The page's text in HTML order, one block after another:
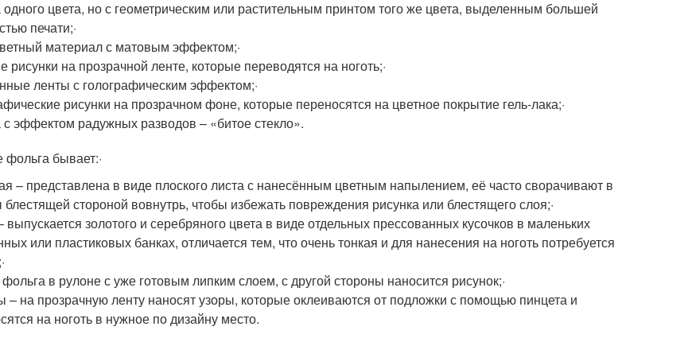
цвета, но с геометрическим или растительным принтом того же цвета, выделенным большей
печати;·
материал с матовым эффектом;·
рисунки на прозрачной ленте, которые переводятся на ноготь;·
ленты с голографическим эффектом;·
рисунки на прозрачном фоне, которые переносятся на цветное покрытие гель-лака;·
эффектом радужных разводов – «битое стекло».
бывает:·
– представлена в виде плоского листа с нанесённым цветным напылением, её часто сворачивают в
стороной вовнутрь, чтобы избежать повреждения рисунка или блестящего слоя;·
выпускается золотого и серебряного цвета в виде отдельных прессованных кусочков в маленьких
или пластиковых банках, отличается тем, что очень тонкая и для нанесения на ноготь потребуется
фольга в рулоне с уже готовым липким слоем, с другой стороны наносится рисунок;·
– на прозрачную ленту наносят узоры, которые оклеиваются от подложки с помощью пинцета и
на ноготь в нужное по дизайну место.